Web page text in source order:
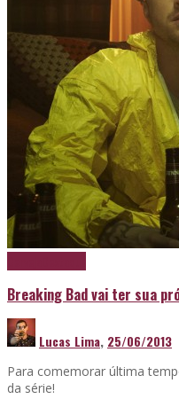
Breaking Bad vai ter sua
Lucas Lima, 25/06/2013
Para comemorar última
da série!